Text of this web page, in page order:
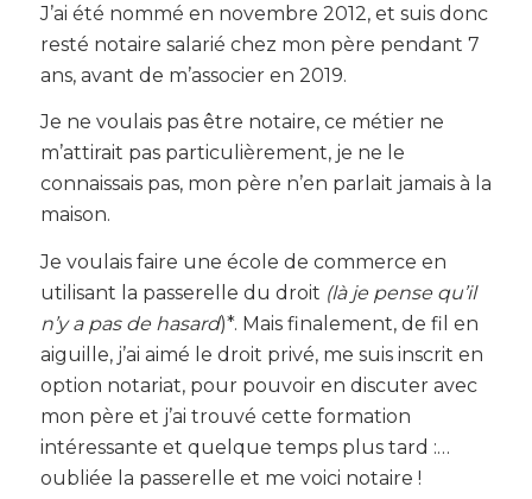
J’ai été nommé en novembre 2012, et suis donc
resté notaire salarié chez mon père pendant 7
ans, avant de m’associer en 2019.
Je ne voulais pas être notaire, ce métier ne
m’attirait pas particulièrement, je ne le
connaissais pas, mon père n’en parlait jamais à la
maison.
Je voulais faire une école de commerce en
utilisant la passerelle du droit (là je pense qu’il
n’y a pas de hasard)*. Mais finalement, de fil en
aiguille, j’ai aimé le droit privé, me suis inscrit en
option notariat, pour pouvoir en discuter avec
mon père et j’ai trouvé cette formation
intéressante et quelque temps plus tard :…
oubliée la passerelle et me voici notaire !